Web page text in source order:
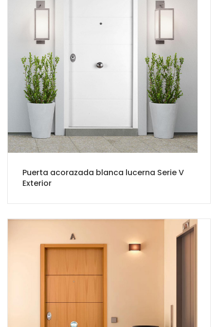
Puerta acorazada blanca lucerna Serie V
Exterior